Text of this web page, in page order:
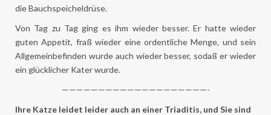
die Bauchspeicheldrüse.
Von Tag zu Tag ging es ihm wieder besser. Er hatte wieder
guten Appetit, fraß wieder eine ordentliche Menge, und sein
Allgemeinbefinden wurde auch wieder besser, sodaß er wieder
ein glücklicher Kater wurde.
————————————————————-
Ihre Katze leidet leider auch an einer Triaditis, und Sie sind